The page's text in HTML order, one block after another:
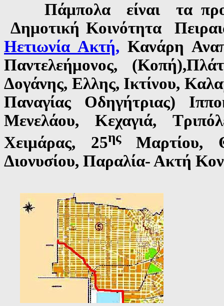
Πάμπολα είναι τα
Δημοτική Κοινότητα
Ηετιωνία Ακτή, Κανάρη
Παντελεήμονος,
Δογάνης, Ελλης, Ικτίνου,
Παναγίας Οδηγήτριας)
Μενελάου, Κεχαγιά,
Χειμάρας, 25ηςΜαρτίου,
Διονυσίου, Παραλία- Ακτή